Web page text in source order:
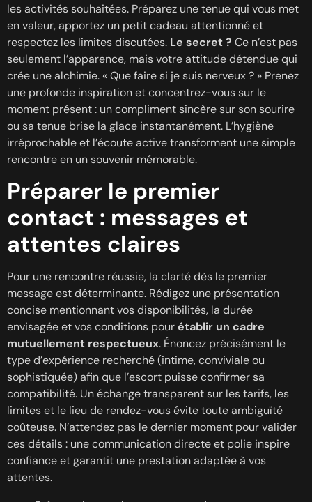
les activités souhaitées. Préparez une tenue qui vous met
en valeur, apportez un petit cadeau attentionné et
respectez les limites discutées. Le secret ? Ce n’est pas
seulement l’apparence, mais votre attitude détendue qui
crée une alchimie. « Que faire si je suis nerveux ? » Prenez
une profonde inspiration et concentrez-vous sur le
moment présent : un compliment sincère sur son sourire
ou sa tenue brise la glace instantanément. L’hygiène
irréprochable et l’écoute active transforment une simple
rencontre en un souvenir mémorable.
Préparer le premier
contact : messages et
attentes claires
Pour une rencontre réussie, la clarté dès le premier
message est déterminante. Rédigez une présentation
concise mentionnant vos disponibilités, la durée
envisagée et vos conditions pourétablir un cadre
mutuellement respectueux. Énoncez précisément le
type d’expérience recherché (intime, conviviale ou
sophistiquée) afin que l’escort puisse confirmer sa
compatibilité. Un échange transparent sur les tarifs, les
limites et le lieu de rendez-vous évite toute ambiguïté
coûteuse. N’attendez pas le dernier moment pour valider
ces détails : une communication directe et polie inspire
confiance et garantit une prestation adaptée à vos
attentes.